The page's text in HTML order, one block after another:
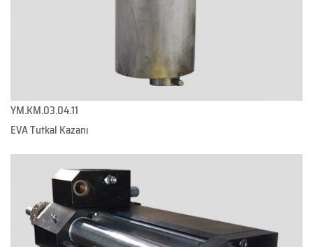
YM.KM.03.04.11
EVA Tutkal Kazanı